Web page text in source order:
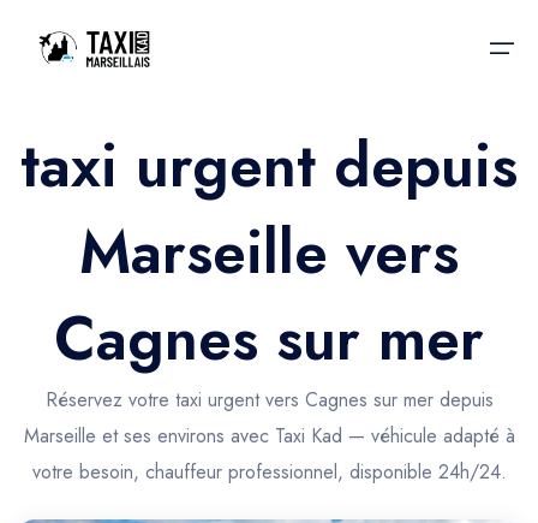
Accueil
Nos services
Nos services
Trajet Gare SNCF
Trajet Port croisière
Trajet Séminaire
Trajet Santé
Réservation
Actualités & évènements
Contactez-nous
taxi urgent depuis
Marseille vers
Cagnes sur mer
Réservez votre taxi urgent vers Cagnes sur mer depuis
Marseille et ses environs avec Taxi Kad — véhicule adapté à
votre besoin, chauffeur professionnel, disponible 24h/24.